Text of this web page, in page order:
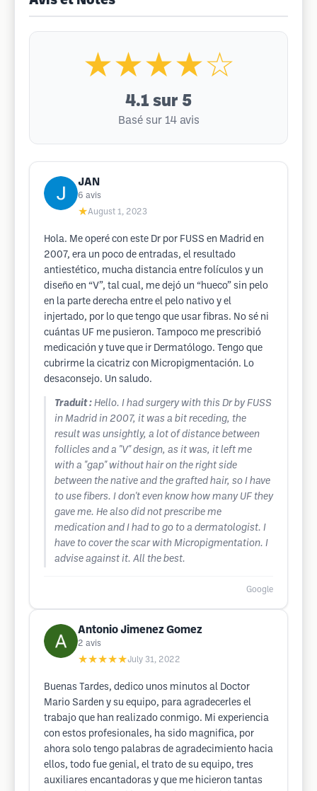
★★★★☆
4.1 sur 5
Basé sur 14 avis
JAN
6 avis
★August 1, 2023
Hola. Me operé con este Dr por FUSS en Madrid en
2007, era un poco de entradas, el resultado
antiestético, mucha distancia entre folículos y un
diseño en “V”, tal cual, me dejó un “hueco” sin pelo
en la parte derecha entre el pelo nativo y el
injertado, por lo que tengo que usar fibras. No sé ni
cuántas UF me pusieron. Tampoco me prescribió
medicación y tuve que ir Dermatólogo. Tengo que
cubrirme la cicatriz con Micropigmentación. Lo
desaconsejo. Un saludo.
Traduit : Hello. I had surgery with this Dr by FUSS
in Madrid in 2007, it was a bit receding, the
result was unsightly, a lot of distance between
follicles and a "V" design, as it was, it left me
with a "gap" without hair on the right side
between the native and the grafted hair, so I have
to use fibers. I don't even know how many UF they
gave me. He also did not prescribe me
medication and I had to go to a dermatologist. I
have to cover the scar with Micropigmentation. I
advise against it. All the best.
Google
Antonio Jimenez Gomez
2 avis
★★★★★July 31, 2022
Buenas Tardes, dedico unos minutos al Doctor
Mario Sarden y su equipo, para agradecerles el
trabajo que han realizado conmigo. Mi experiencia
con estos profesionales, ha sido magnifica, por
ahora solo tengo palabras de agradecimiento hacia
ellos, todo fue genial, el trato de su equipo, tres
auxiliares encantadoras y que me hicieron tantas